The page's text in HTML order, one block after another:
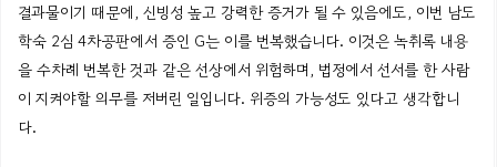
결과물이기 때문에, 신빙성 높고 강력한 증거가 될 수 있음에도, 이번 남도
학숙 2심 4차공판에서 증인 G는 이를 번복했습니다. 이것은 녹취록 내용
을 수차례 번복한 것과 같은 선상에서 위험하며, 법정에서 선서를 한 사람
이 지켜야할 의무를 저버린 일입니다. 위증의 가능성도 있다고 생각합니
다.